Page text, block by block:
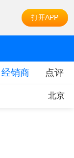
打开APP
经销商 点评
北京